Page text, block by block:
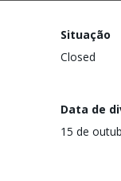
Situação
Closed
Data de
15 de